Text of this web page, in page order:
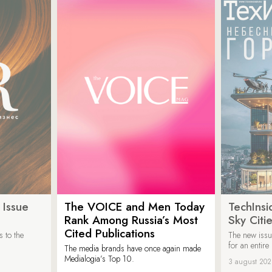
to the
The VOICE and Men Today
Rank Among Russia’s Most
Cited Publications
The media brands have once again made
Medialogia’s Top 10.
Sky
The new
for an entire
3 august